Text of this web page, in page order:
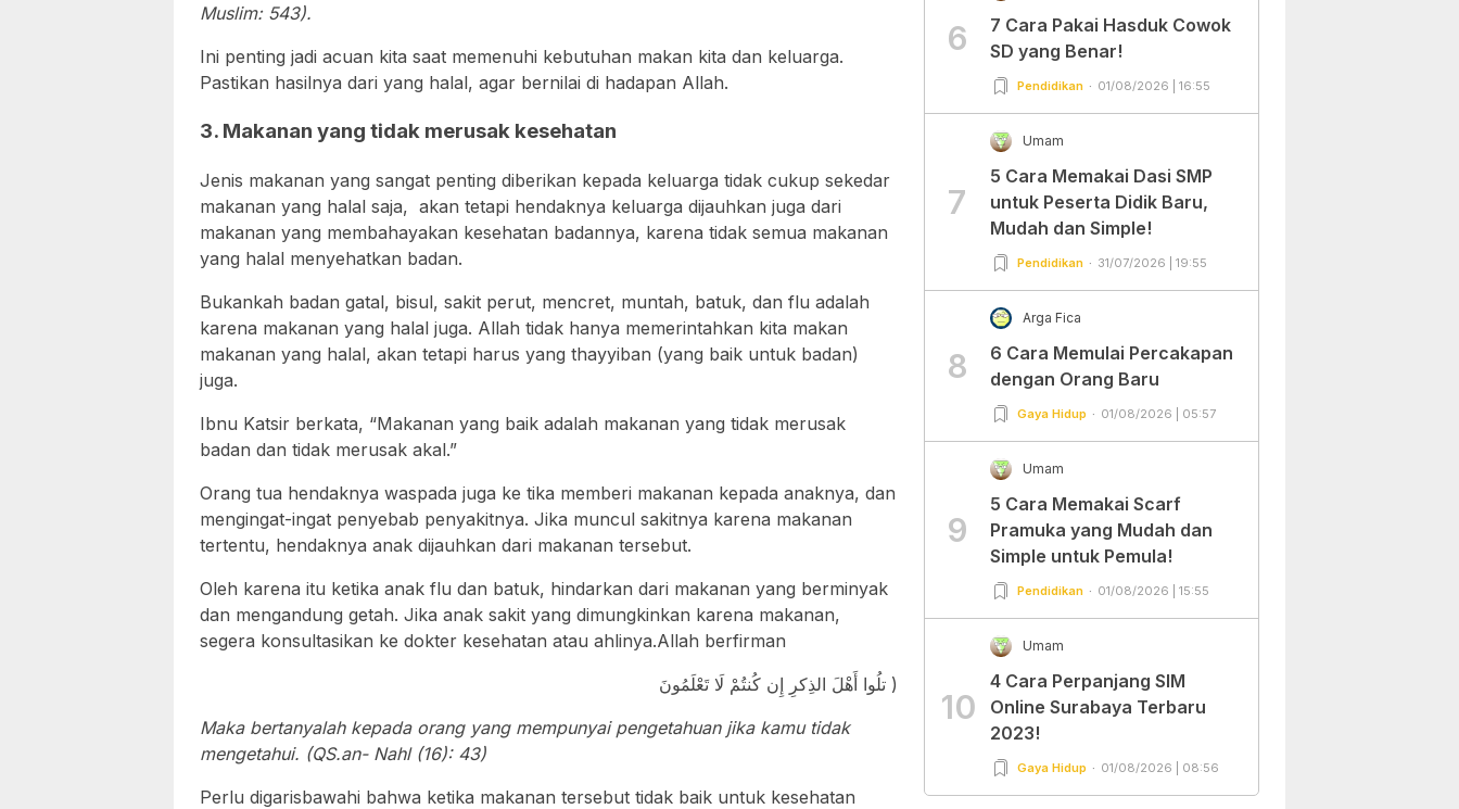
Muslim: 543).
Ini penting jadi acuan kita saat memenuhi kebutuhan makan kita dan keluarga.
Pastikan hasilnya dari yang halal, agar bernilai di hadapan Allah.
3. Makanan yang tidak merusak kesehatan
Jenis makanan yang sangat penting diberikan kepada keluarga tidak cukup sekedar
makanan yang halal saja, akan tetapi hendaknya keluarga dijauhkan juga dari
makanan yang membahayakan kesehatan badannya, karena tidak semua makanan
yang halal menyehatkan badan.
Bukankah badan gatal, bisul, sakit perut, mencret, muntah, batuk, dan flu adalah
karena makanan yang halal juga. Allah tidak hanya memerintahkan kita makan
makanan yang halal, akan tetapi harus yang thayyiban (yang baik untuk badan)
juga.
Ibnu Katsir berkata, “Makanan yang baik adalah makanan yang tidak merusak
badan dan tidak merusak akal.”
Orang tua hendaknya waspada juga ke tika memberi makanan kepada anaknya, dan
mengingat-ingat penyebab penyakitnya. Jika muncul sakitnya karena makanan
tertentu, hendaknya anak dijauhkan dari makanan tersebut.
Oleh karena itu ketika anak flu dan batuk, hindarkan dari makanan yang berminyak
dan mengandung getah. Jika anak sakit yang dimungkinkan karena makanan,
segera konsultasikan ke dokter kesehatan atau ahlinya.Allah berfirman
تلُوا أَهْلَ الذِكرِ إِن كُنتُمْ لَا تَعْلَمُونَ )
Maka bertanyalah kepada orang yang mempunyai pengetahuan jika kamu tidak
mengetahui. (QS.an- Nahl (16): 43)
Perlu digarisbawahi bahwa ketika makanan tersebut tidak baik untuk kesehatan
6
7 Cara Pakai Hasduk Cowok
SD yang Benar!
Pendidikan 01/08/2026 | 16:55
7
Umam
5 Cara Memakai Dasi SMP
untuk Peserta Didik Baru,
Mudah dan Simple!
Pendidikan 31/07/2026 | 19:55
8
Arga Fica
6 Cara Memulai Percakapan
dengan Orang Baru
Gaya Hidup 01/08/2026 | 05:57
9
Umam
5 Cara Memakai Scarf
Pramuka yang Mudah dan
Simple untuk Pemula!
Pendidikan 01/08/2026 | 15:55
10
Umam
4 Cara Perpanjang SIM
Online Surabaya Terbaru
2023!
Gaya Hidup 01/08/2026 | 08:56